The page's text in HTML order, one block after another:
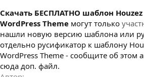
Cкачать БЕСПЛАТНО шаблон Houzez
WordPress Theme могут только
нашли новую версию шаблона или
отдельно русификатор к шаблону
WordPress Theme - сообщите об этом
сюда доп. файл.